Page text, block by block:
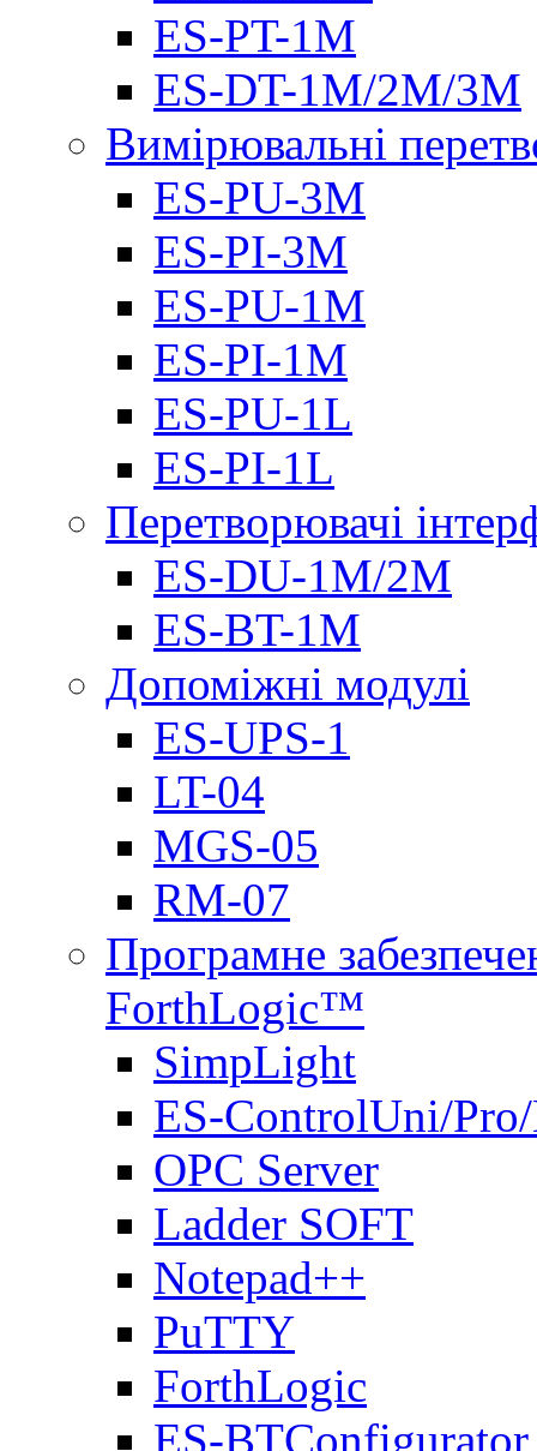
ES-PT-1M
ES-DT-1M/2M/3M
Вимірювальні
ES-PU-3M
ES-PI-3M
ES-PU-1M
ES-PI-1M
ES-PU-1L
ES-PI-1L
Перетворювачі
ES-DU-1M/2M
ES-BT-1M
Допоміжні модулі
ES-UPS-1
LT-04
МGS-05
RM-07
Програмне
ForthLogic™
SimpLight
ES-ControlUni/
OPC Server
Ladder SOFT
Notepad++
PuTTY
ForthLogic
ES-BTConfigurator